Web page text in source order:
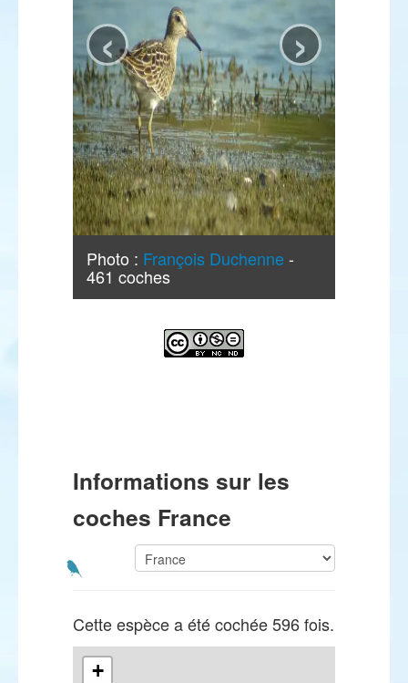
Photo : François Duchenne-
461 coches
‹ ›
Informations sur les
coches France
Cette espèce a été cochée 596 fois.
+